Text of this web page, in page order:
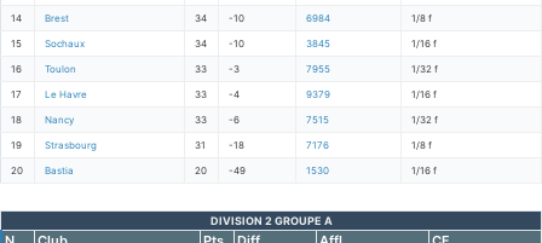
14 Brest 34 -10 6984 1/8 f
15 Sochaux 34 -10 3845 1/16 f
16 Toulon 33 -3 7955 1/32 f
17 Le Havre 33 -4 9379 1/16 f
18 Nancy 33 -6 7515 1/32 f
19 Strasbourg 31 -18 7176 1/8 f
20 Bastia 20 -49 1530 1/16 f
DIVISION 2 GROUPE A